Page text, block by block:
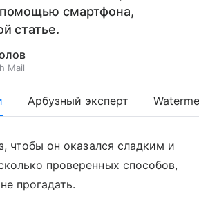
смартфона,
статье.
Mail
Арбузный эксперт
чтобы он оказался сладким и
проверенных способов,
прогадать.